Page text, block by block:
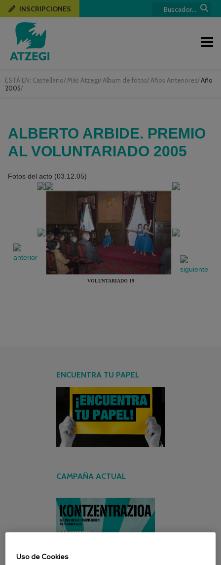
ESTÁ EN: Castellano/ Más Atzegi/ Album de fotos/ Años Anteriores/Año
2005/
INSCRIPCIONES
ALBERTO ARBIDE. PREMIO
AL VOLUNTARIADO 2005
Fotos del acto (03.12.05)
VOLUNTARIADO 19
ENCUENTRA TU PAPEL
CAMPAÑA ACTUAL
Uso de Cookies